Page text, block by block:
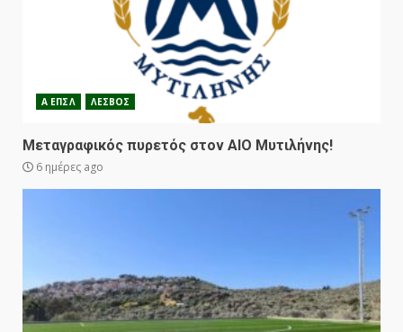
Α ΕΠΣΛ ΛΕΣΒΟΣ
Μεταγραφικός πυρετός στον ΑΙΟ Μυτιλήνης!
6 ημέρες ago